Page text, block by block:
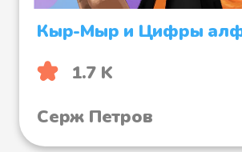
Кыр-Мыр и Цифры
1.7 K
Серж Петров